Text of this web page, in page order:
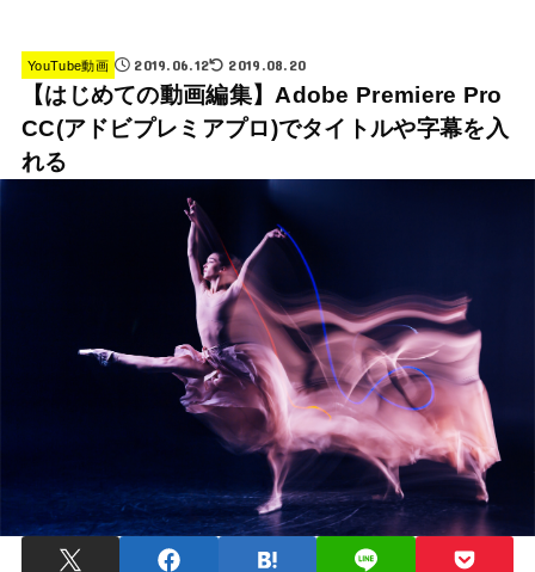
YouTube動画 2019.06.12 2019.08.20
【はじめての動画編集】Adobe Premiere Pro
CC(アドビプレミアプロ)でタイトルや字幕を入
れる